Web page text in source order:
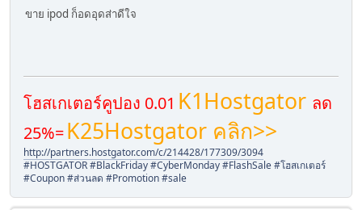
ขาย ipod ก็อดอุดส่าดีใจ
โฮสเกเตอร์คูปอง 0.01 K1Hostgator ลด
25%=K25Hostgator คลิก>>
http://partners.hostgator.com/c/214428/177309/3094
#HOSTGATOR #BlackFriday #CyberMonday #FlashSale #โฮสเกเตอร์
#Coupon #ส่วนลด #Promotion #sale